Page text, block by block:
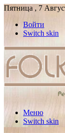
Пятница , 7
Войти
Switch skin
Меню
Switch skin